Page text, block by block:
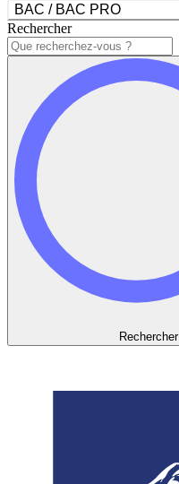
BAC / BAC PRO
Rechercher
Rechercher